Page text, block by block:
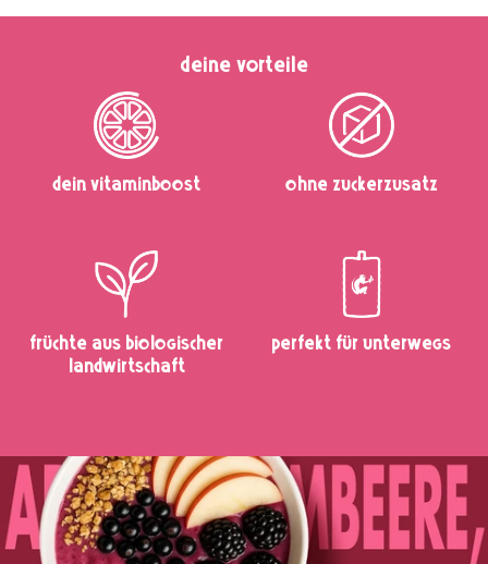
deine vorteile
Dein Vitaminboost Ohne Zuckerzusatz
Früchte aus biologischer
Landwirtschaft
perfekt für unterwegs